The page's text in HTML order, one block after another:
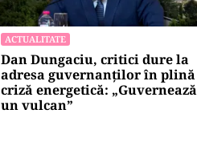
ACTUALITATE
Dan Dungaciu, critici dure la
adresa guvernanților în plină
criză energetică:
un vulcan”